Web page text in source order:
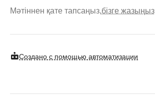
Мәтіннен қате тапсаңыз,бізге жазыңыз
Создано с помощью автоматизации